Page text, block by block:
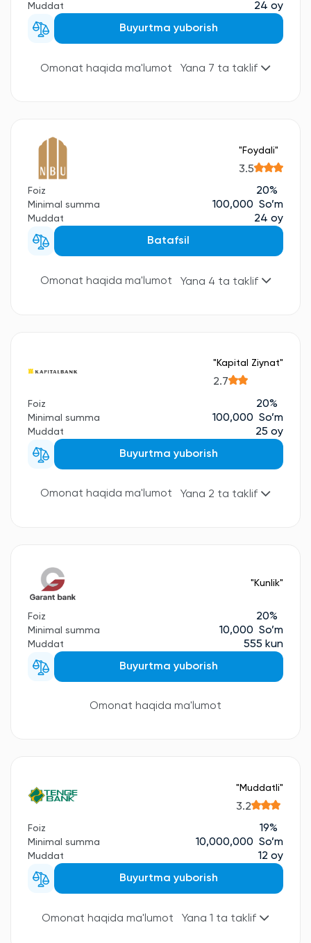
Muddat
24 oy
Buyurtma yuborish
Omonat haqida ma'lumot Yana 7 ta taklif
"Foydali"
3.5
Foiz 20%
Minimal summa 100,000 So’m
Muddat
24 oy
Batafsil
Omonat haqida ma'lumot Yana 4 ta taklif
"Kapital Ziynat"
2.7
Foiz 20%
Minimal summa 100,000 So’m
Muddat
25 oy
Buyurtma yuborish
Omonat haqida ma'lumot Yana 2 ta taklif
"Kunlik"
Foiz 20%
Minimal summa 10,000 So’m
Muddat
555 kun
Buyurtma yuborish
Omonat haqida ma'lumot
"Muddatli"
3.2
Foiz 19%
Minimal summa 10,000,000 So’m
Muddat
12 oy
Buyurtma yuborish
Omonat haqida ma'lumot Yana 1 ta taklif